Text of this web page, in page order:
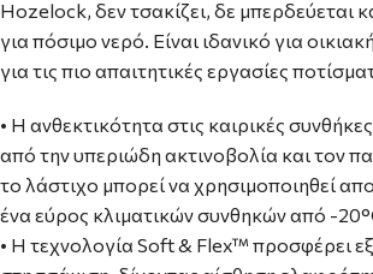
Hozelock, δεν τσακίζει, δε μπερδεύεται
για πόσιμο νερό. Eίναι ιδανικό για
για τις πιο απαιτητικές εργασίες
• Η ανθεκτικότητα στις καιρικές
από την υπεριώδη ακτινοβολία και τον
το λάστιχο μπορεί να χρησιμοποιηθεί
ένα εύρος κλιματικών συνθηκών από -
• Η τεχνολογία Soft & Flex™ προσφέρει